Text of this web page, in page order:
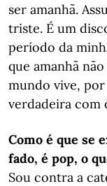
ser amanhã.
triste. É um
período da
que amanhã
mundo vive,
verdadeira com
Como é que se
fado, é pop, o
Sou contra a